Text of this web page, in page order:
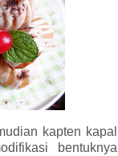
kapten kapal
bentuknya